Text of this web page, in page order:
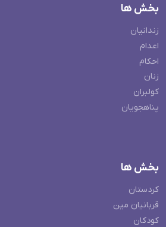
بخش ها
زندانیان
اعدام
احکام
زنان
کولبران
پناهجویان
بخش ها
کردستان
قربانیان مین
کودکان